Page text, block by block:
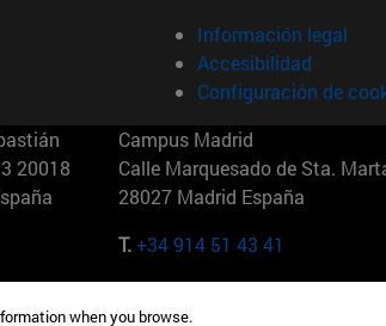
Información legal
Accesibilidad
Configuración de
20018
Campus Madrid
Calle Marquesado de Sta.
28027 Madrid España
T.+34 914 51 43 41
Nueva York Maria-Theresia-Straße 15
when you browse.